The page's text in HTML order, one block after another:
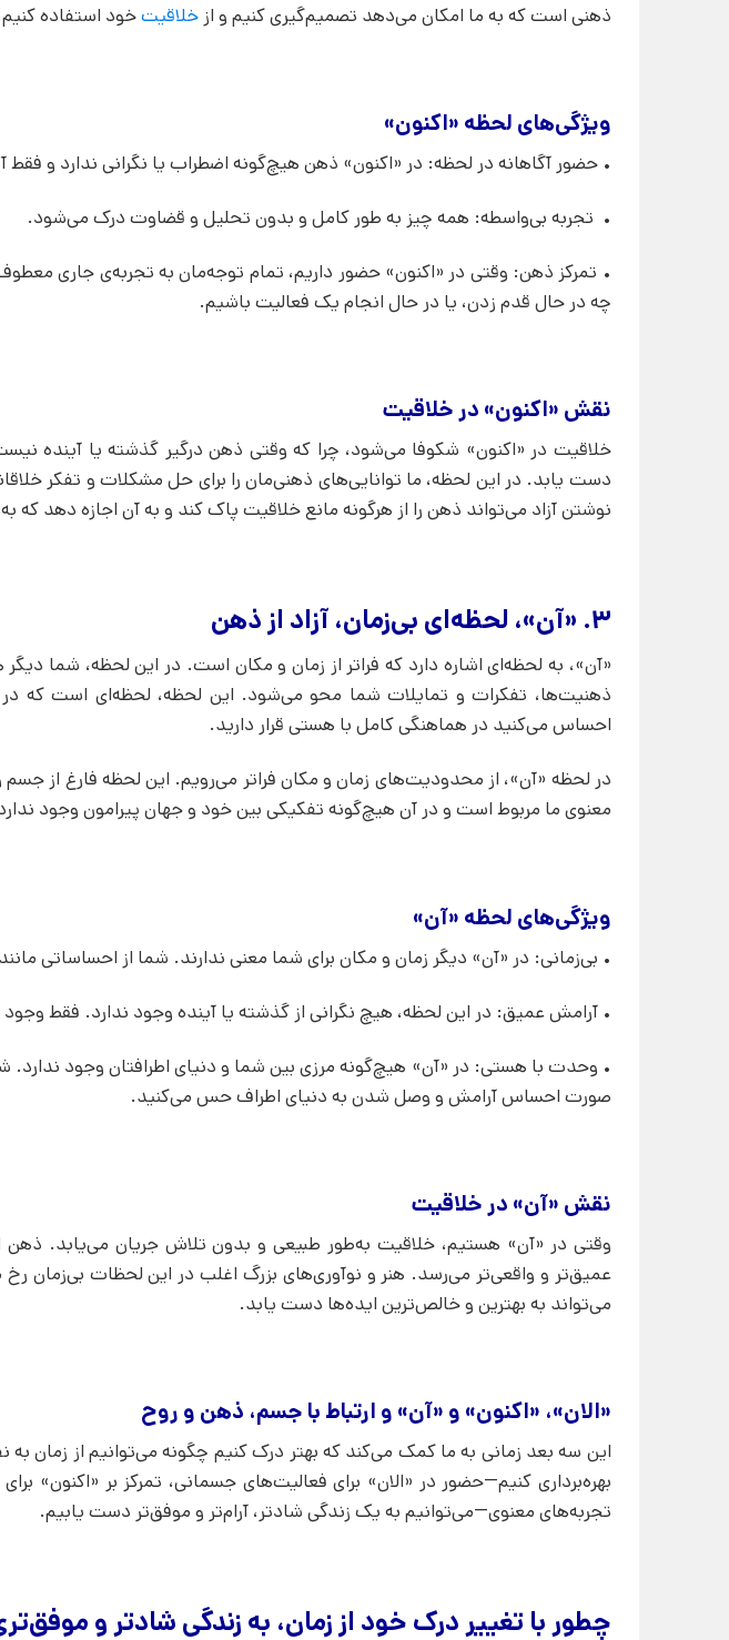
ذهنی است که به ما امکان می‌دهد تصمیم‌گیری کنیم و ازخلاقیتخود استفاده
ویژگی‌های لحظه «اکنون»
• حضور آگاهانه در لحظه: در «اکنون» ذهن هیچ‌گونه اضطراب یا نگرانی ندارد و
• تجربه بی‌واسطه: همه چیز به طور کامل و بدون تحلیل و قضاوت درک می‌شود.
• تمرکز ذهن: وقتی در «اکنون» حضور داریم، تمام توجه‌مان به تجربه‌ی جاری
چه در حال قدم زدن، یا در حال انجام یک فعالیت باشیم.
نقش «اکنون» در خلاقیت
خلاقیت در «اکنون» شکوفا می‌شود، چرا که وقتی ذهن درگیر گذشته یا آینده
دست یابد. در این لحظه، ما توانایی‌های ذهنی‌مان را برای حل مشکلات و تفکر
نوشتن آزاد می‌تواند ذهن را از هرگونه مانع خلاقیت پاک کند و به آن اجازه دهد که
۳. «آن»، لحظه‌ای بی‌زمان، آزاد از ذهن
«آن»، به لحظه‌ای اشاره دارد که فراتر از زمان و مکان است. در این لحظه، شما
ذهنیت‌ها، تفکرات و تمایلات شما محو می‌شود. این لحظه، لحظه‌ای است که
احساس می‌کنید در هماهنگی کامل با هستی قرار دارید.
در لحظه‌ «آن»، از محدودیت‌های زمان و مکان فراتر می‌رویم. این لحظه فارغ از
معنوی ما مربوط است و در آن هیچ‌گونه تفکیکی بین خود و جهان پیرامون وجود
ویژگی‌های لحظه «آن»
• بی‌زمانی: در «آن» دیگر زمان و مکان برای شما معنی ندارند. شما از احساساتی
• آرامش عمیق: در این لحظه، هیچ نگرانی از گذشته یا آینده وجود ندارد. فقط
• وحدت با هستی: در «آن» هیچ‌گونه مرزی بین شما و دنیای اطرافتان وجود
صورت احساس آرامش و وصل شدن به دنیای اطراف حس می‌کنید.
نقش «آن» در خلاقیت
وقتی در «آن» هستیم، خلاقیت به‌طور طبیعی و بدون تلاش جریان می‌یابد. ذهن
عمیق‌تر و واقعی‌تر می‌رسد. هنر و نوآوری‌های بزرگ اغلب در این لحظات بی‌زمان
می‌تواند به بهترین و خالص‌ترین ایده‌ها دست یابد.
«الان»، «اکنون» و «آن» و ارتباط با جسم، ذهن و روح
این سه بعد زمانی به ما کمک می‌کند که بهتر درک کنیم چگونه می‌توانیم از زمان
بهره‌برداری کنیم—حضور در «الان» برای فعالیت‌های جسمانی، تمرکز بر «اکنون»
تجربه‌های معنوی—می‌توانیم به یک زندگی شادتر، آرام‌تر و موفق‌تر دست یابیم.
چطور با تغییر درک خود از زمان، به زندگی شادتر و